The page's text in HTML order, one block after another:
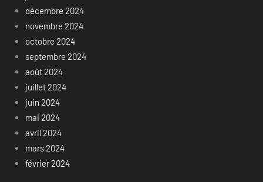
décembre 2024
novembre 2024
octobre 2024
septembre 2024
août 2024
juillet 2024
juin 2024
mai 2024
avril 2024
mars 2024
février 2024